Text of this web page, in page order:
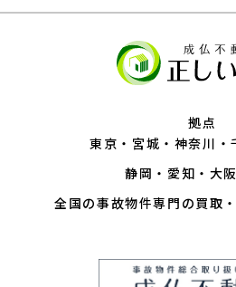
拠点
東京
宮城 神奈川
静岡
愛知 大阪
全国の事故物件専門の買取